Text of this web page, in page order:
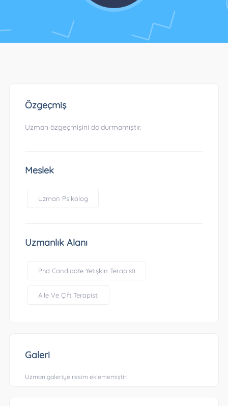
Özgeçmiş
Uzman özgeçmişini doldurmamıştır.
Meslek
Uzman Psikolog
Uzmanlık Alanı
Phd Candidate Yetişkin Terapisti
Aile Ve Çift Terapisti
Galeri
Uzman galeriye resim eklememiştir.